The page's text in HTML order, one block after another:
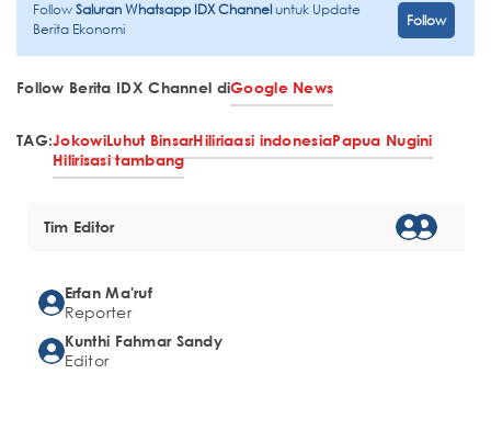
FollowSaluran Whatsapp IDX Channeluntuk Update
Berita Ekonomi
Follow
Follow Berita IDX Channel diGoogle News
TAG:JokowiLuhut BinsarHiliriaasi indonesiaPapua Nugini
Hilirisasi tambang
Tim Editor
Erfan Ma'ruf
Reporter
Kunthi Fahmar Sandy
Editor